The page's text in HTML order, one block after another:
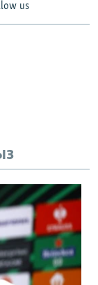
us